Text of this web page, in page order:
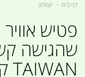
דף בית קטלוג
פטיש אוויר
TAIWAN קמפינג לייף